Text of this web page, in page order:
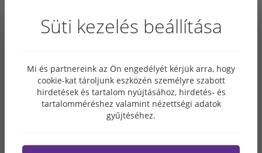
2022. MÁJUS
2022. MÁRCIUS
2021. DECEMBER
2021. NOVEMBER
2021. SZEPTEMBER
2021. JÚLIUS
Süti kezelés beállítása
Mi és partnereink az Ön engedélyét kérjük arra, hogy
cookie-kat tároljunk eszközén személyre szabott
hirdetések és tartalom nyújtásához, hirdetés- és
tartalomméréshez valamint nézettségi adatok
gyűjtéséhez.